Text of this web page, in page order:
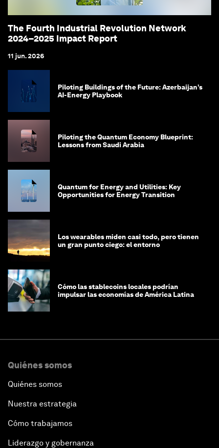
The Fourth Industrial Revolution Network
2024–2025 Impact Report
11 jun. 2026
Piloting Buildings of the Future: Azerbaijan’s
AI-Energy Playbook
Piloting the Quantum Economy Blueprint:
Lessons from Saudi Arabia
Quantum for Energy and Utilities: Key
Opportunities for Energy Transition
Los wearables miden casi todo, pero tienen
un gran punto ciego: el entorno
Cómo las stablecoins locales podrían
impulsar las economías de América Latina
Quiénes somos
Quiénes somos
Nuestra estrategia
Cómo trabajamos
Liderazgo y gobernanza